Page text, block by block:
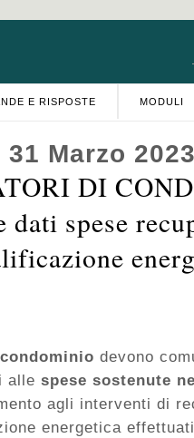
E RISPOSTE MODULI
Marzo
DI
dati spese
devono
alle spese sostenute
agli interventi di
energetica